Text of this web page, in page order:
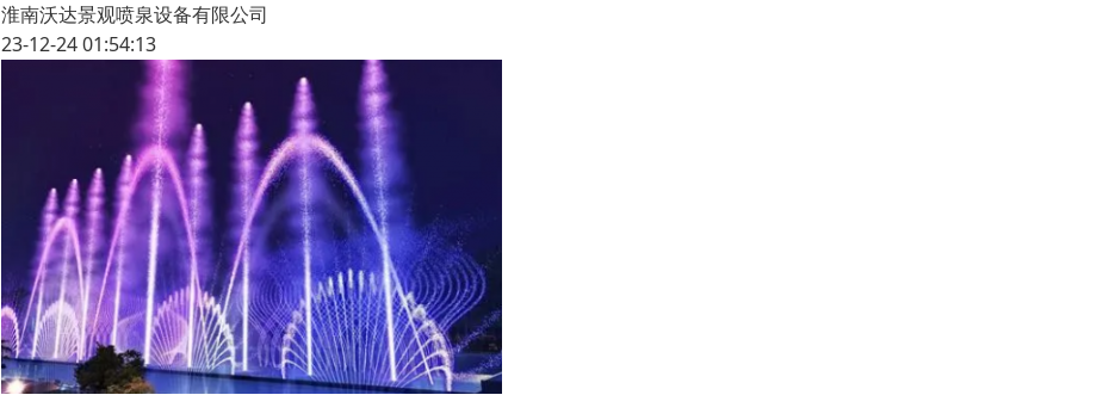
淮南沃达景观喷泉设备有限公司
23-12-24 01:54:13